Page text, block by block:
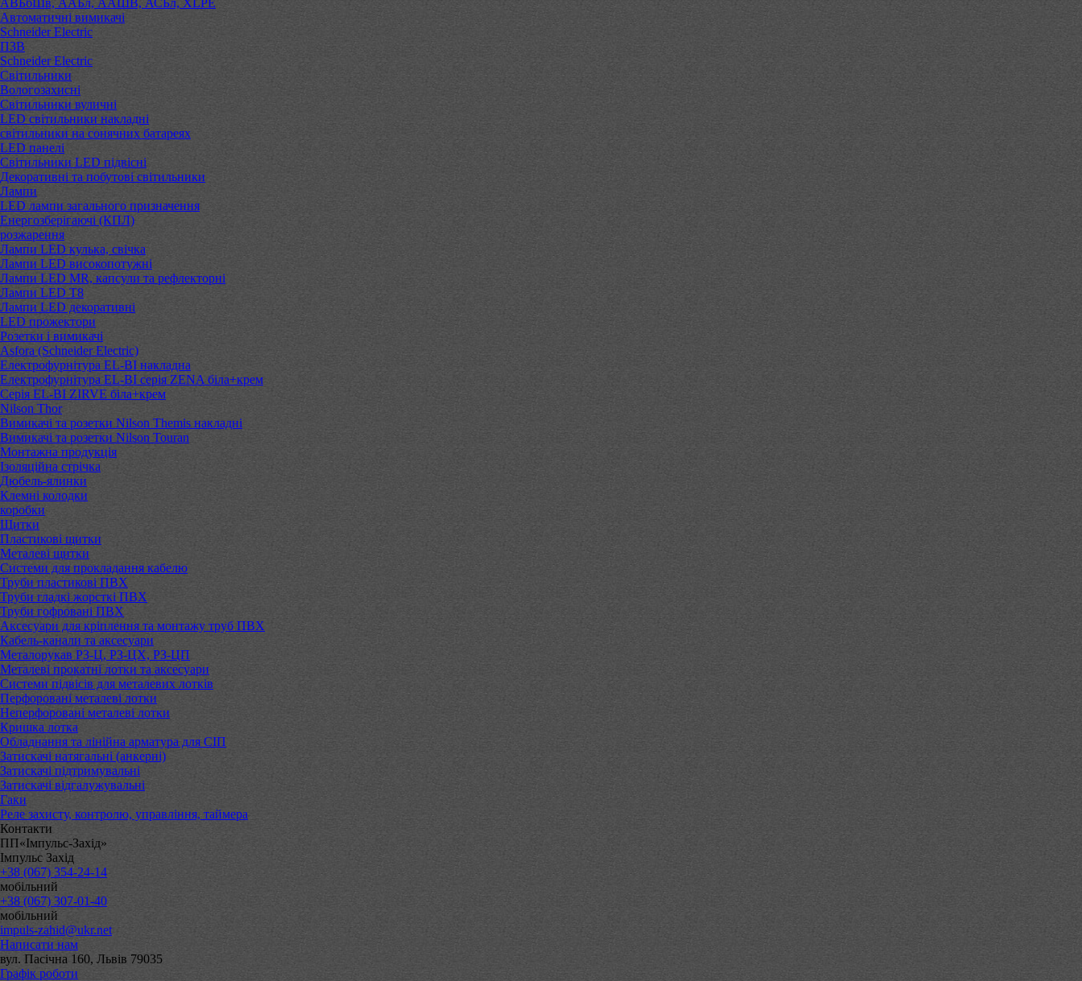
АВБбШв, ААБл, ААШВ, АСБл, XLPE
Автоматичні вимикачі
Schneider Electric
ПЗВ
Schneider Electric
Світильники
Вологозахисні
Світильники вуличні
LED світильники накладні
світильники на сонячних батареях
LED панелі
Світильники LED підвісні
Декоративні та побутові світильники
Лампи
LED лампи загального призначення
Енергозберігаючі (КПЛ)
розжарення
Лампи LED кулька, свічка
Лампи LED високопотужні
Лампи LED MR, капсули та рефлекторні
Лампи LED Т8
Лампи LED декоративні
LED прожектори
Розетки і вимикачі
Asfora (Schneider Electric)
Електрофурнітура EL-BI накладна
Електрофурнітура EL-BI серія ZENA біла+крем
Серія EL-BI ZIRVE біла+крем
Nilson Thor
Вимикачі та розетки Nilson Themis накладні
Вимикачі та розетки Nilson Touran
Монтажна продукція
Ізоляційна стрічка
Дюбель-ялинки
Клемні колодки
коробки
Щитки
Пластикові щитки
Металеві щитки
Системи для прокладання кабелю
Труби пластикові ПВХ
Труби гладкі жорсткі ПВХ
Труби гофровані ПВХ
Аксесуари для кріплення та монтажу труб ПВХ
Кабель-канали та аксесуари
Металорукав РЗ-Ц, РЗ-ЦХ, РЗ-ЦП
Металеві прокатні лотки та аксесуари
Системи підвісів для металевих лотків
Перфоровані металеві лотки
Неперфоровані металеві лотки
Кришка лотка
Обладнання та лінійна арматура для СІП
Затискачі натягальні (анкерні)
Затискачі підтримувальні
Затискачі відгалужувальні
Гаки
Реле захисту, контролю, управління, таймера
Контакти
ПП«Імпульс-Захід»
Імпульс Захід
+38 (067) 354-24-14
мобільний
+38 (067) 307-01-40
мобільний
impuls-zahid@ukr.net
Написати нам
вул. Пасічна 160, Львів 79035
Графік роботи